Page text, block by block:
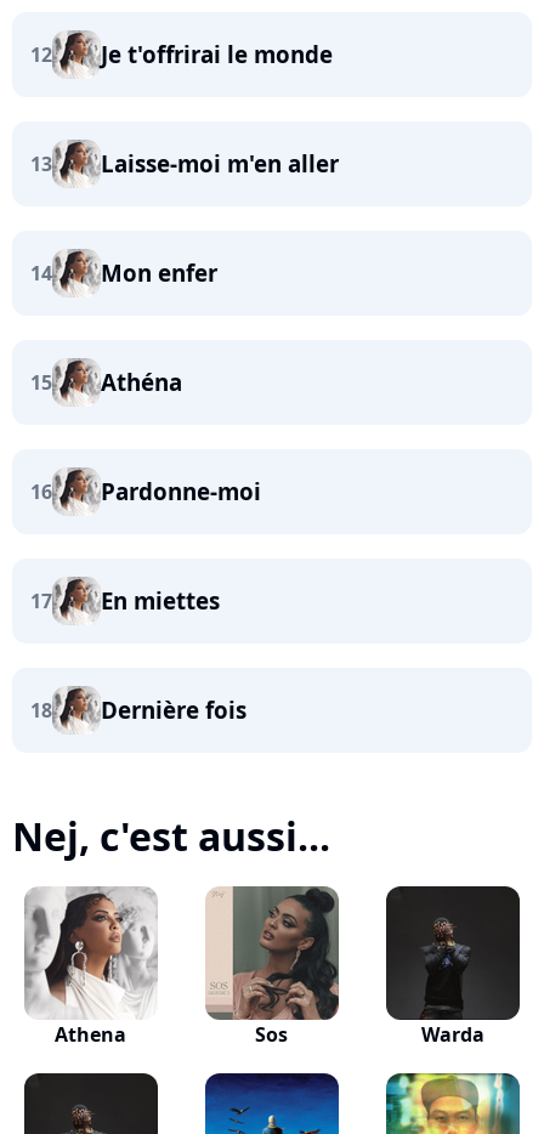
12 Je t'offrirai le monde
13 Laisse-moi m'en aller
14 Mon enfer
15 Athéna
16 Pardonne-moi
17 En miettes
18 Dernière fois
Nej, c'est aussi...
Athena Sos Warda